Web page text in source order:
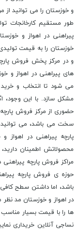
و خوزستان را می توانید از
طور مستقیم کارخانجات
پیراهنی در اهواز و
خوزستان را به قیمت
و در مرکز پخش فروش پارچه
های پیراهنی در اهواز و
می شود تا انتخاب و خرید
مشکل سازد. با این وجود،
حضوری از مرکز فروش پارچه
سخت می باشد، می توانید
پارچه پیراهنی در
محصولاتش اطمینان دارید،
مراکز فروش پارچه پیراهنی
حوزه ی فروش پارچه
باشد، اما داشتن سطح کافی
در اهواز و خوزستان مد نظر
ها را با قیمت بسیار
نساجی آنلاین خریداری